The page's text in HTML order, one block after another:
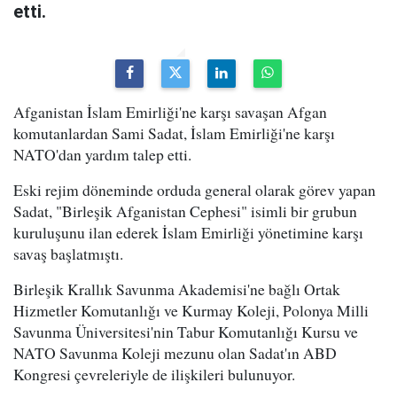
etti.
Afganistan İslam Emirliği'ne karşı savaşan Afgan
komutanlardan Sami Sadat, İslam Emirliği'ne karşı
NATO'dan yardım talep etti.
Eski rejim döneminde orduda general olarak görev yapan
Sadat, "Birleşik Afganistan Cephesi" isimli bir grubun
kuruluşunu ilan ederek İslam Emirliği yönetimine karşı
savaş başlatmıştı.
Birleşik Krallık Savunma Akademisi'ne bağlı Ortak
Hizmetler Komutanlığı ve Kurmay Koleji, Polonya Milli
Savunma Üniversitesi'nin Tabur Komutanlığı Kursu ve
NATO Savunma Koleji mezunu olan Sadat'ın ABD
Kongresi çevreleriyle de ilişkileri bulunuyor.